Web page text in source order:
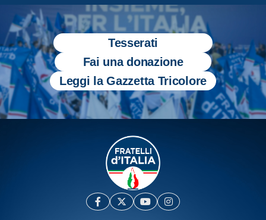
Tesserati
Fai una donazione
Leggi la Gazzetta Tricolore